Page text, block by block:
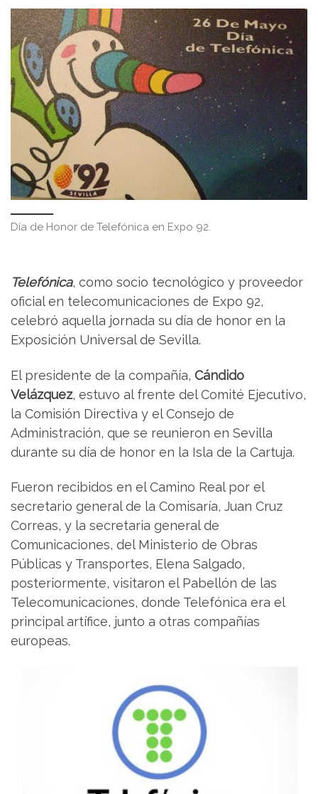
Día de Honor de Telefónica en Expo 92.
Telefónica, como socio tecnológico y proveedor
oficial en telecomunicaciones de Expo 92,
celebró aquella jornada su día de honor en la
Exposición Universal de Sevilla.
El presidente de la compañía, Cándido
Velázquez, estuvo al frente del Comité Ejecutivo,
la Comisión Directiva y el Consejo de
Administración, que se reunieron en Sevilla
durante su día de honor en la Isla de la Cartuja.
Fueron recibidos en el Camino Real por el
secretario general de la Comisaría, Juan Cruz
Correas, y la secretaria general de
Comunicaciones, del Ministerio de Obras
Públicas y Transportes, Elena Salgado,
posteriormente, visitaron el Pabellón de las
Telecomunicaciones, donde Telefónica era el
principal artífice, junto a otras compañías
europeas.